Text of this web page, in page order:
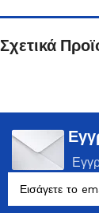
Σχετικά